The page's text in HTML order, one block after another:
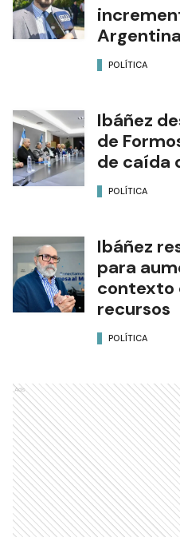
POLÍTICA
Ibáñez
de
de caída
POLÍTICA
Ibáñez
para
contexto
recursos
POLÍTICA
Ads